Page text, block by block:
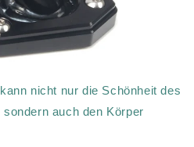
nicht nur die Schönheit des
auch den Körper